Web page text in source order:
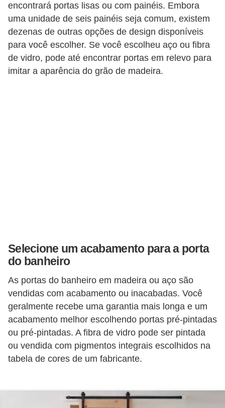
encontrará portas lisas ou com painéis. Embora
uma unidade de seis painéis seja comum, existem
dezenas de outras opções de design disponíveis
para você escolher. Se você escolheu aço ou fibra
de vidro, pode até encontrar portas em relevo para
imitar a aparência do grão de madeira.
Selecione um acabamento para a porta
do banheiro
As portas do banheiro em madeira ou aço são
vendidas com acabamento ou inacabadas. Você
geralmente recebe uma garantia mais longa e um
acabamento melhor escolhendo portas pré-pintadas
ou pré-pintadas. A fibra de vidro pode ser pintada
ou vendida com pigmentos integrais escolhidos na
tabela de cores de um fabricante.
d
o
m
í